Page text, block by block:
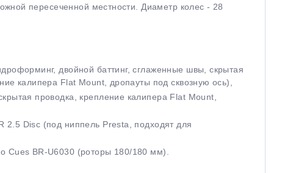
пересеченной местности. Диаметр колес - 28
двойной баттинг, сглаженные швы, скрытая
калипера Flat Mount, дропауты под сквозную ось),
проводка, крепление калипера Flat Mount,
Disc (под ниппель Presta, подходят для
Cues BR-U6030 (роторы 180/180 мм).